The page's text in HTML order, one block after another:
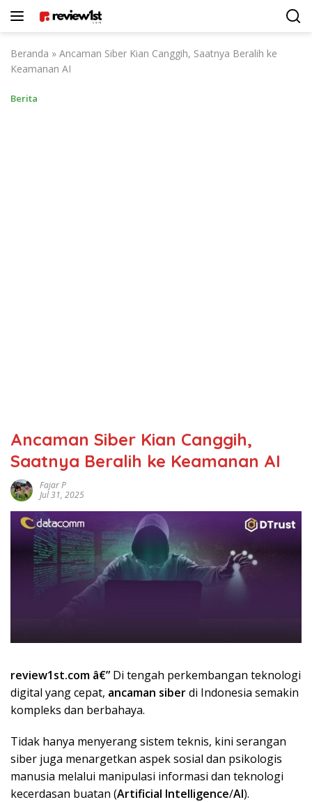
Beranda » Ancaman Siber Kian Canggih, Saatnya Beralih ke
Keamanan AI
Berita
Ancaman Siber Kian Canggih,
Saatnya Beralih ke Keamanan AI
Fajar P
Jul 31, 2025
review1st.com â€” Di tengah perkembangan teknologi
digital yang cepat, ancaman siberdi Indonesia semakin
kompleks dan berbahaya.
Tidak hanya menyerang sistem teknis, kini serangan
siber juga menargetkan aspek sosial dan psikologis
manusia melalui manipulasi informasi dan teknologi
kecerdasan buatan (Artificial Intelligence/AI).